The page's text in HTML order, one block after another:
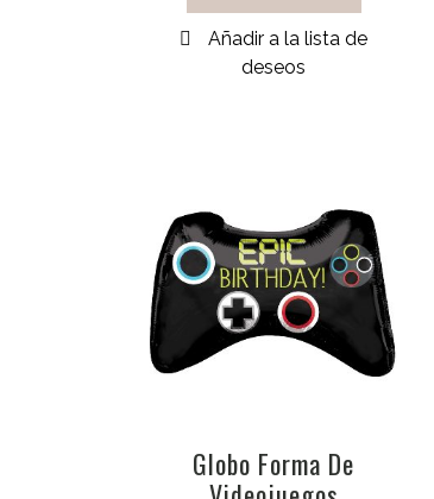
Añadir a la lista de
deseos
Globo Forma De